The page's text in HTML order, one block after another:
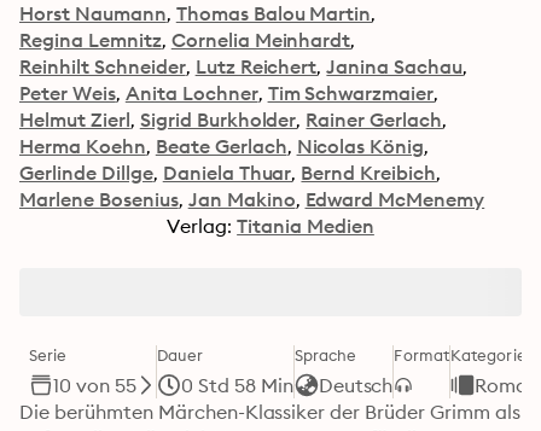
Horst Naumann Thomas Balou Martin
Regina Lemnitz Cornelia Meinhardt
Reinhilt Schneider Lutz Reichert Janina Sachau
Peter Weis Anita Lochner Tim Schwarzmaier
Helmut Zierl Sigrid Burkholder Rainer Gerlach
Herma Koehn Beate Gerlach Nicolas König
Gerlinde Dillge Daniela Thuar Bernd Kreibich
Marlene Bosenius Jan Makino Edward McMenemy
Verlag: Titania Medien
Serie
10 von 55
Dauer
0 Std 58 Min
Sprache
Deutsch
FormatKategorie
Die berühmten Märchen-Klassiker der Brüder Grimm als